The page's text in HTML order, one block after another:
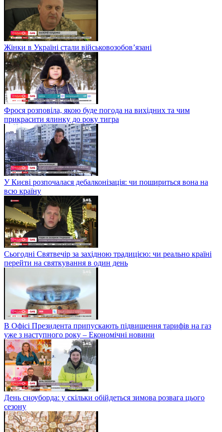
Жінки в Україні стали військовозобов’язані
Фрося розповіла, якою буде погода на вихідних та чим
прикрасити ялинку до року тигра
У Києві розпочалася дебалконізація: чи пошириться вона на
всю країну
Сьогодні Святвечір за західною традицією: чи реально країні
перейти на святкування в один день
В Офісі Президента припускають підвищення тарифів на газ
уже з наступного року – Економічні новини
День сноуборда: у скільки обійдеться зимова розвага цього
сезону